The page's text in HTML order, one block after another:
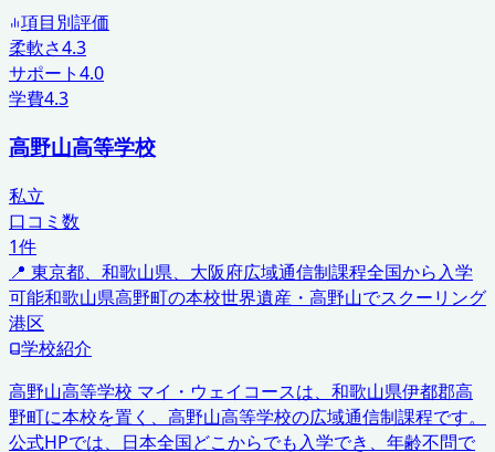
項目別評価
柔軟さ4.3
サポート4.0
学費4.3
高野山高等学校
私立
口コミ数
1件
📍 東京都、和歌山県、大阪府広域通信制課程全国から入学
可能和歌山県高野町の本校世界遺産・高野山でスクーリング
港区
学校紹介
高野山高等学校 マイ・ウェイコースは、和歌山県伊都郡高
野町に本校を置く、高野山高等学校の広域通信制課程です。
公式HPでは、日本全国どこからでも入学でき、年齢不問で